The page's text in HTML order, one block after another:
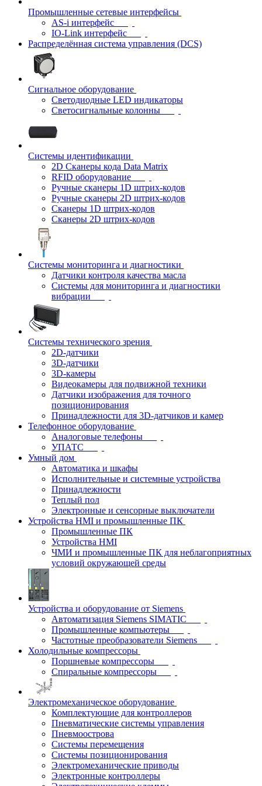
Промышленные сетевые интерфейсы
AS-i интерфейс
IO-Link интерфейс
Распределённая система управления (DCS)
Сигнальное оборудование
Светодиодные LED индикаторы
Светосигнальные колонны
Системы идентификации
2D Сканеры кода Data Matrix
RFID оборудование
Ручные сканеры 1D штрих-кодов
Ручные сканеры 2D штрих-кодов
Сканеры 1D штрих-кодов
Сканеры 2D штрих-кодов
Системы мониторинга и диагностики
Датчики контроля качества масла
Системы для мониторинга и диагностики
вибрации
Системы технического зрения
2D-датчики
3D-датчики
3D-камеры
Видеокамеры для подвижной техники
Датчики изображения для точного
позиционирования
Принадлежности для 3D-датчиков и камер
Телефонное оборудование
Аналоговые телефоны
УПАТС
Умный дом
Автоматика и шкафы
Исполнительные и системные устройства
Принадлежности
Теплый пол
Электронные и сенсорные выключатели
Устройства HMI и промышленные ПК
Промышленные ПК
Устройства HMI
ЧМИ и промышленные ПК для неблагоприятных
условий окружающей среды
Устройства и оборудование от Siemens
Автоматизация Siemens SIMATIC
Промышленные компьютеры
Частотные преобразователи Siemens
Холодильные компрессоры
Поршневые компрессоры
Спиральные компрессоры
Электромеханическое оборудование
Комплектующие для контроллеров
Пневматические системы управления
Пневмоострова
Системы перемещения
Системы позиционирования
Электромеханические приводы
Электронные контроллеры